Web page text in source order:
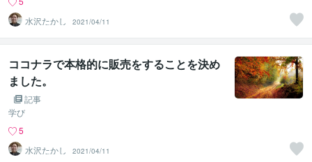
水沢たかし
2021/04/11
ココナラで本格的に販売をすることを決め
ました。
記事
学び
5
水沢たかし
2021/04/11